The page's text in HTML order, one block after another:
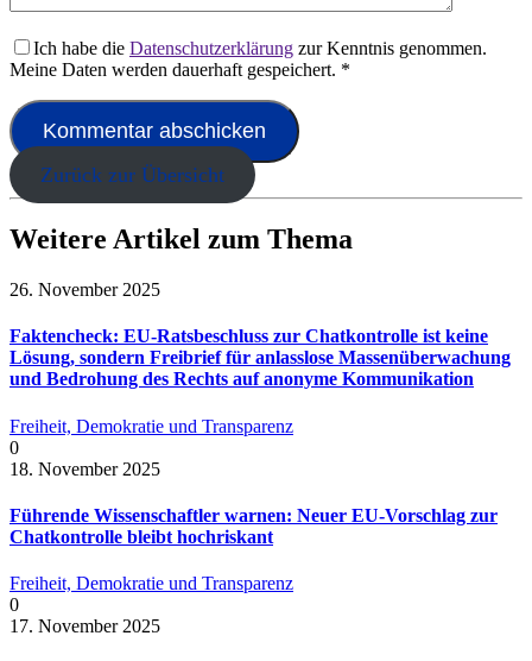
Ich habe die Datenschutzerklärung zur Kenntnis genommen.
Meine Daten werden dauerhaft gespeichert. *
Zurück zur Übersicht
Weitere Artikel zum Thema
26. November 2025
Faktencheck: EU-Ratsbeschluss zur Chatkontrolle ist keine
Lösung, sondern Freibrief für anlasslose Massenüberwachung
und Bedrohung des Rechts auf anonyme Kommunikation
Freiheit, Demokratie und Transparenz
0
18. November 2025
Führende Wissenschaftler warnen: Neuer EU-Vorschlag zur
Chatkontrolle bleibt hochriskant
Freiheit, Demokratie und Transparenz
0
17. November 2025